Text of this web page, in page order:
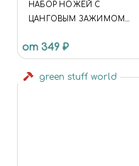
НАБОР НОЖЕЙ С
ЦАНГОВЫМ ЗАЖИМОМ
ПРЕДМЕТОВ JAS 4014
от 349 ₽
green stuff world